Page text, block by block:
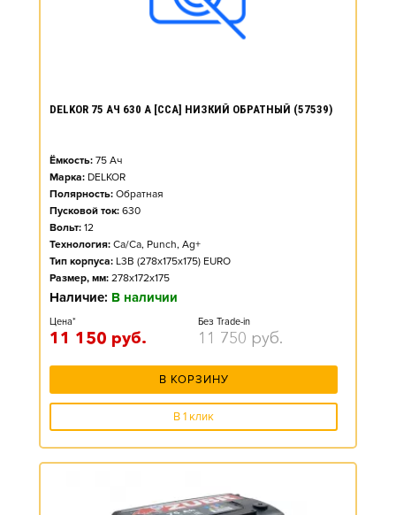
DELKOR 75 АЧ 630 А [CCA] НИЗКИЙ ОБРАТНЫЙ (57539)
Ёмкость: 75 Ач
Марка: DELKOR
Полярность: Обратная
Пусковой ток: 630
Вольт: 12
Технология: Ca/Ca, Punch, Ag+
Тип корпуса: L3B (278x175x175) EURO
Размер, мм: 278x172x175
Наличие: В наличии
Цена*
11 150 руб.
Без Trade-in
11 750 руб.
В КОРЗИНУ
В 1 клик